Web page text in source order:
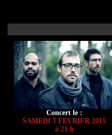
Concert le :
SAMEDI 7 FEVRIER 2015
à 21 h